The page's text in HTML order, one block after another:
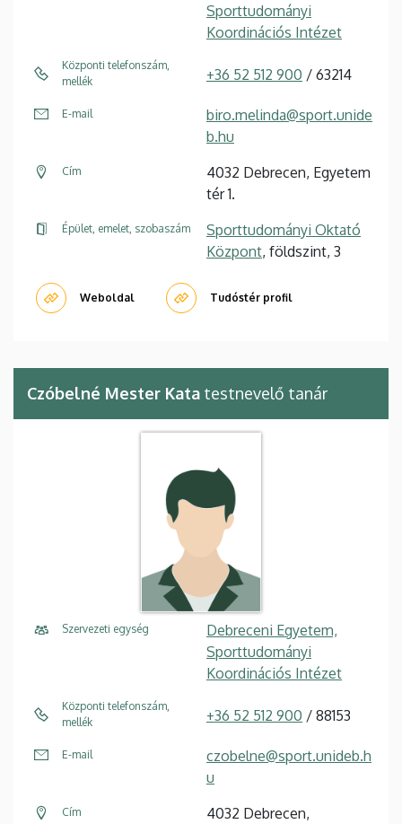
Sporttudományi
Koordinációs Intézet
Központi telefonszám,
mellék
+36 52 512 900 / 63214
E-mail
biro.melinda@sport.unide
b.hu
Cím
4032 Debrecen, Egyetem
tér 1.
Épület, emelet, szobaszám
Sporttudományi Oktató
Központ, földszint, 3
Weboldal Tudóstér profil
Czóbelné Mester Kata testnevelő tanár
Szervezeti egység
Debreceni Egyetem,
Sporttudományi
Koordinációs Intézet
Központi telefonszám,
mellék
+36 52 512 900 / 88153
E-mail
czobelne@sport.unideb.h
u
Cím
4032 Debrecen,